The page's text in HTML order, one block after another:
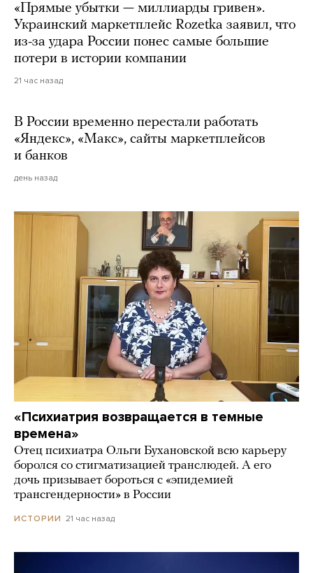
«Прямые убытки — миллиарды гривен».
Украинский маркетплейс Rozetka заявил, что
из-за удара России понес самые большие
потери в истории компании
21 час назад
В России временно перестали работать
«Яндекс», «Макс», сайты маркетплейсов
и банков
день назад
«Психиатрия возвращается в темные
времена»
Отец психиатра Ольги Бухановской всю карьеру
боролся со стигматизацией транслюдей. А его
дочь призывает бороться с «эпидемией
трансгендерности» в России
ИСТОРИИ 21 час назад